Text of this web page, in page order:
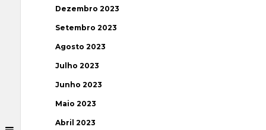
Dezembro 2023
Setembro 2023
Agosto 2023
Julho 2023
Junho 2023
Maio 2023
Abril 2023